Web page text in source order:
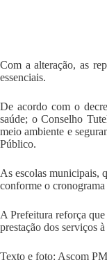
Com a alteração, as
essenciais.
De acordo com o
saúde; o Conselho
meio ambiente e
Público.
As escolas municipais,
conforme o cronograma
A Prefeitura reforça
prestação dos serviços
Texto e foto: Ascom